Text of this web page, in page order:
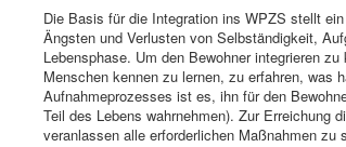
Die Basis für die Integration ins WPZS stellt
Ängsten und Verlusten von Selbständigkeit,
Lebensphase. Um den Bewohner integrieren
Menschen kennen zu lernen, zu erfahren, was
Aufnahmeprozesses ist es, ihn für den
Teil des Lebens wahrnehmen). Zur Erreichung
veranlassen alle erforderlichen Maßnahmen zu